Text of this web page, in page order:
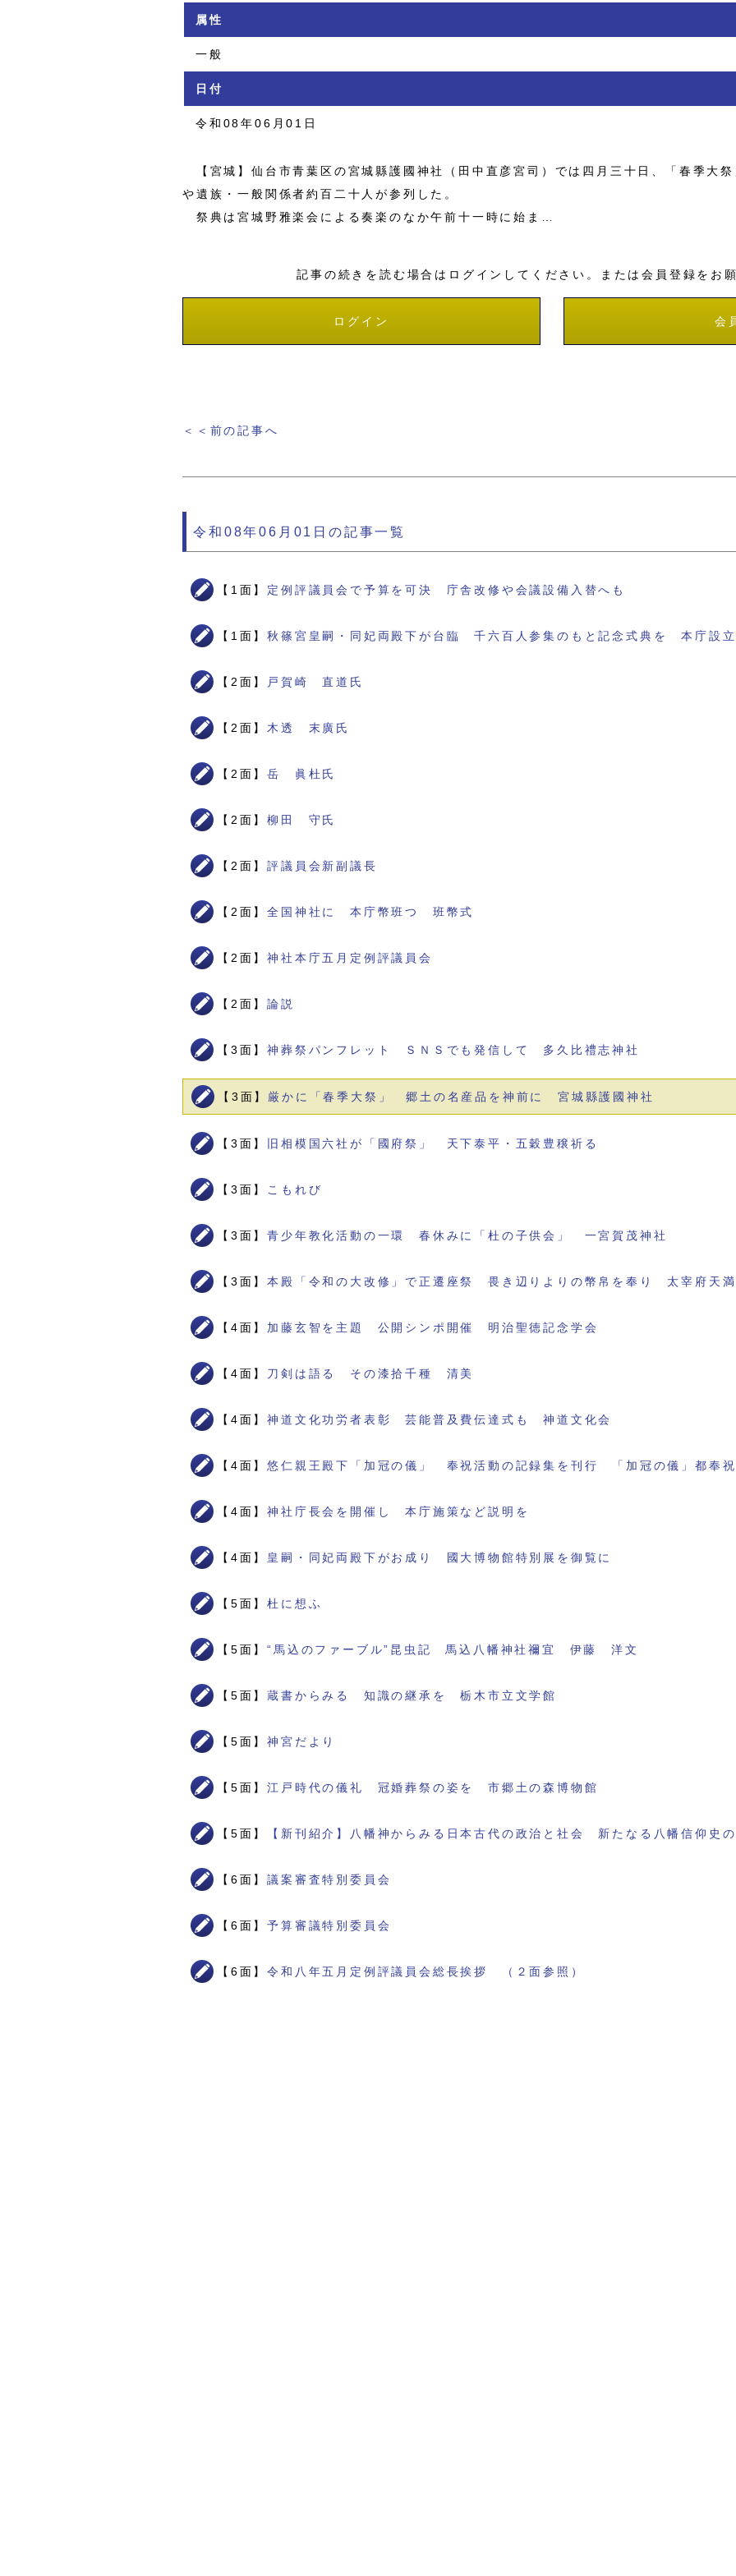
属性
一般
日付
令和08年06月01日
【宮城】仙台市青葉区の宮城縣護國神社（田中直彦宮司）では四月三十日、「春季大
や遺族・一般関係者約百二十人が参列した。
祭典は宮城野雅楽会による奏楽のなか午前十一時に始ま…
記事の続きを読む場合はログインしてください。または会員登録をお
ログイン 会
＜＜前の記事へ
令和08年06月01日の記事一覧
【1面】 定例評議員会で予算を可決 庁舎改修や会議設備入替へも
【1面】秋篠宮皇嗣・同妃両殿下が台臨 千六百人参集のもと記念式典を 本庁設立
【2面】 戸賀崎 直道氏
【2面】 木透 末廣氏
【2面】岳 眞杜氏
【2面】柳田 守氏
【2面】評議員会新副議長
【2面】全国神社に 本庁幣班つ 班幣式
【2面】神社本庁五月定例評議員会
【2面】論説
【3面】神葬祭パンフレット ＳＮＳでも発信して 多久比禮志神社
【3面】 厳かに「春季大祭」 郷土の名産品を神前に 宮城縣護國神社
【3面】 旧相模国六社が「國府祭」 天下泰平・五穀豊穣祈る
【3面】 こもれび
【3面】青少年教化活動の一環 春休みに「杜の子供会」 一宮賀茂神社
【3面】本殿「令和の大改修」で正遷座祭 畏き辺りよりの幣帛を奉り 太宰府天満
【4面】 加藤玄智を主題 公開シンポ開催 明治聖徳記念学会
【4面】 刀剣は語る その漆拾千種 清美
【4面】神道文化功労者表彰 芸能普及費伝達式も 神道文化会
【4面】悠仁親王殿下「加冠の儀」 奉祝活動の記録集を刊行 「加冠の儀」都奉祝
【4面】神社庁長会を開催し 本庁施策など説明を
【4面】 皇嗣・同妃両殿下がお成り 國大博物館特別展を御覧に
【5面】杜に想ふ
【5面】“馬込のファーブル”昆虫記 馬込八幡神社禰宜 伊藤 洋文
【5面】蔵書からみる 知識の継承を 栃木市立文学館
【5面】神宮だより
【5面】江戸時代の儀礼 冠婚葬祭の姿を 市郷土の森博物館
【5面】 【新刊紹介】八幡神からみる日本古代の政治と社会 新たなる八幡信仰史
【6面】議案審査特別委員会
【6面】予算審議特別委員会
【6面】令和八年五月定例評議員会総長挨拶 （２面参照）